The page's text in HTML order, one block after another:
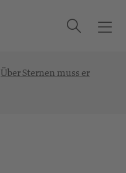
T
Suche
Über Sternen muss er